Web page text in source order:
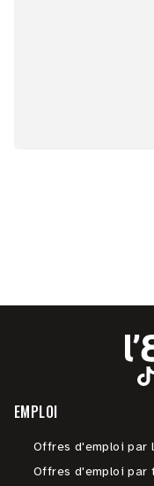
EMPLOI
Offres d'emploi par
Offres d'emploi par